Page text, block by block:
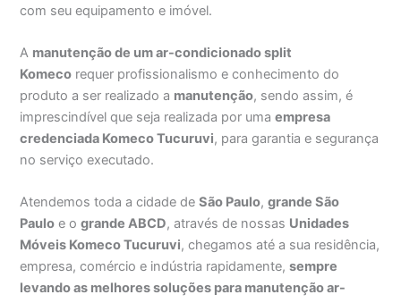
com seu equipamento e imóvel.
A manutenção de um ar-condicionado split
Komeco requer profissionalismo e conhecimento do
produto a ser realizado a manutenção, sendo assim, é
imprescindível que seja realizada por umaempresa
credenciada Komeco Tucuruvi, para garantia e segurança
no serviço executado.
Atendemos toda a cidade deSão Paulo,grande São
Paulo e ogrande ABCD, através de nossas Unidades
Móveis Komeco Tucuruvi, chegamos até a sua residência,
empresa, comércio e indústria rapidamente,sempre
levando as melhores soluções para manutenção ar-